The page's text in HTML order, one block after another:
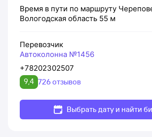
Время в пути по маршруту
Вологодская область 55 м
Перевозчик
Автоколонна №1456
+78202302507
9,4 726 отзывов
Выбрать дату и найти